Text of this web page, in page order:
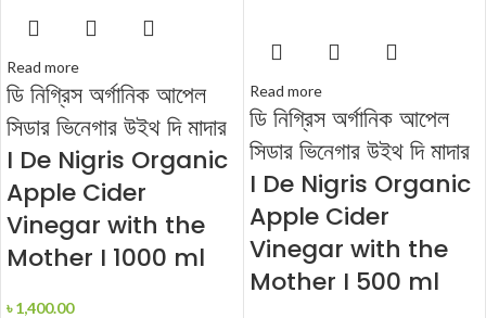
Read more
ডি নিগ্রিস অর্গানিক আপেল
সিডার ভিনেগার উইথ দি মাদার
I De Nigris Organic
Apple Cider
Vinegar with the
Mother I 1000 ml
৳1,400.00
Read more
ডি নিগ্রিস অর্গানিক আপেল
সিডার ভিনেগার উইথ দি মাদার
I De Nigris Organic
Apple Cider
Vinegar with the
Mother I 500 ml